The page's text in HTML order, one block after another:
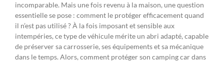
incomparable. Mais une fois revenu à la maison, une question
essentielle se pose : comment le protéger efficacement quand
il n’est pas utilisé ? À la fois imposant et sensible aux
intempéries, ce type de véhicule mérite un abri adapté, capable
de préserver sa carrosserie, ses équipements et sa mécanique
dans le temps. Alors, comment protéger son camping car dans